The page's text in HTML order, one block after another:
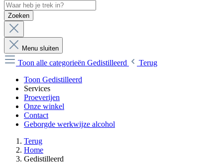
Zoeken
Menu sluiten
Toon alle categorieën Gedistilleerd
Terug
Toon Gedistilleerd
Services
Proeverijen
Onze winkel
Contact
Geborgde werkwijze alcohol
Terug
Home
Gedistilleerd